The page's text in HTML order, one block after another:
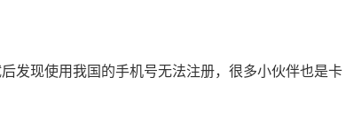
发现使用我国的手机号无法注册，很多小伙伴也是卡